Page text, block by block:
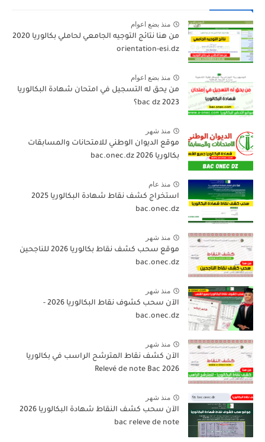
منذ بضع اعوام
من هنا نتائج التوجيه الجامعي لحاملي بكالوريا 2020
orientation-esi.dz
منذ بضع اعوام
من يحق له التسجيل في امتحان شهادة البكالوريا
bac dz 2023؟
منذ شهر
موقع الديوان الوطني للامتحانات والمسابقات
بكالوريا 2026 bac.onec.dz
منذ عام
استخراج كشف نقاط شهادة البكالوريا 2025
bac.onec.dz
منذ شهر
موقع سحب كشف نقاط بكالوريا 2026 للناجحين
bac.onec.dz
منذ شهر
الآن سحب كشوف نقاط البكالوريا 2026 -
bac.onec.dz
منذ شهر
الآن كشف نقاط المترشح الراسب في بكالوريا
2026 Relevé de note Bac
منذ شهر
الآن سحب كشف النقاط شهادة البكالوريا 2026
bac releve de note